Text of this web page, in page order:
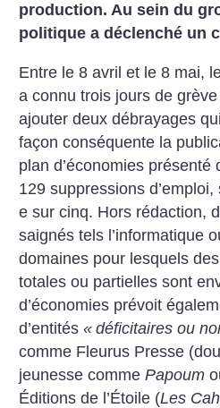
production. Au sein du
politique a déclenché un
Entre le 8 avril et le 8 mai,
a connu trois jours de
ajouter deux débrayages
façon conséquente la
plan d’économies
129 suppressions
e sur cinq. Hors rédaction,
saignés tels l’informatique
domaines pour lesquels
totales ou partielles sont
d’économies prévoit
d’entités« déficitaires ou
comme Fleurus Presse
jeunesse commePapoum
Éditions de l’Étoile (Les